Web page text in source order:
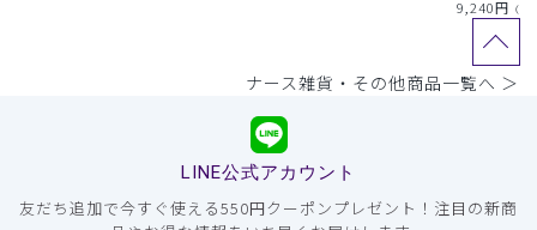
9,240円 （税
ナース雑貨・その他商品一覧へ ＞
LINE公式アカウント
友だち追加で今すぐ使える550円クーポンプレゼント！注目の新商